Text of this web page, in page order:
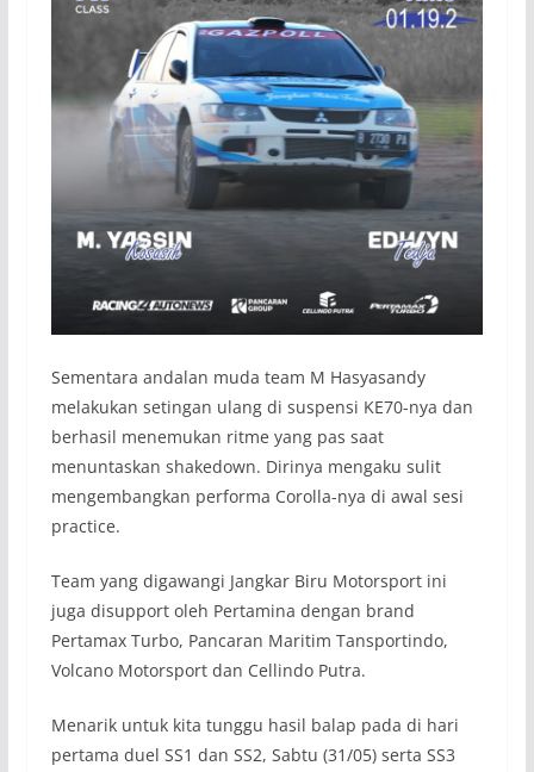
Sementara andalan muda team M Hasyasandy
melakukan setingan ulang di suspensi KE70-nya dan
berhasil menemukan ritme yang pas saat
menuntaskan shakedown. Dirinya mengaku sulit
mengembangkan performa Corolla-nya di awal sesi
practice.
Team yang digawangi Jangkar Biru Motorsport ini
juga disupport oleh Pertamina dengan brand
Pertamax Turbo, Pancaran Maritim Tansportindo,
Volcano Motorsport dan Cellindo Putra.
Menarik untuk kita tunggu hasil balap pada di hari
pertama duel SS1 dan SS2, Sabtu (31/05) serta SS3